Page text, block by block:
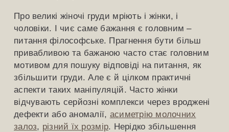
Про великі жіночі груди мріють і жінки, і
чоловіки. І чиє саме бажання є головним –
питання філософське. Прагнення бути більш
привабливою та бажаною часто стає головним
мотивом для пошуку відповіді на питання, як
збільшити груди. Але є й цілком практичні
аспекти таких маніпуляцій. Часто жінки
відчувають серйозні комплекси через вроджені
дефекти або аномалії, асиметрію молочних
залоз, різний їх розмір. Нерідко збільшення